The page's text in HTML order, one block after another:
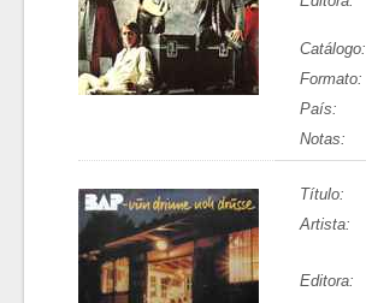
Catálogo:
Formato:
País:
Notas:
Título:
Artista:
Editora: